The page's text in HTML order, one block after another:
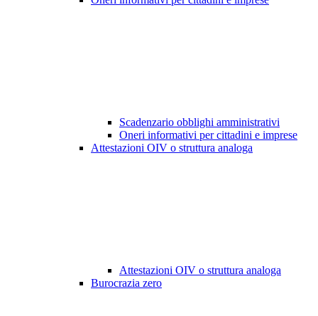
Scadenzario obblighi amministrativi
Oneri informativi per cittadini e imprese
Attestazioni OIV o struttura analoga
Attestazioni OIV o struttura analoga
Burocrazia zero